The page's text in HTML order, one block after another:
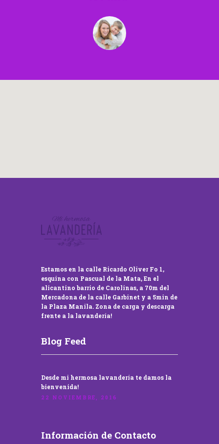
Estamos en la calle Ricardo Oliver Fo 1,
esquina con Pascual de la Mata, En el
alicantino barrio de Carolinas, a 70m del
Mercadona de la calle Garbinet y a 5min de
la Plaza Manila. Zona de carga y descarga
frente a la lavandería!
Blog Feed
Desde mi hermosa lavandería te damos la
bienvenida!
22 NOVIEMBRE, 2016
Información de Contacto